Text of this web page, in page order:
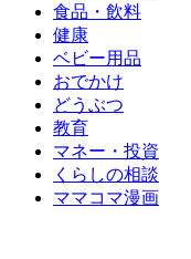
食品・飲料
健康
ベビー用品
おでかけ
どうぶつ
教育
マネー・投資
くらしの相談
ママコマ漫画